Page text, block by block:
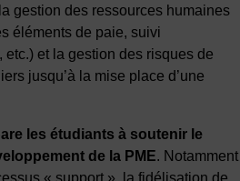
gestion des ressources humaines
éléments de paie, suivi
et la gestion des risques de
jusqu’à la mise place d’une
les étudiants à soutenir le
de la PME. Notamment